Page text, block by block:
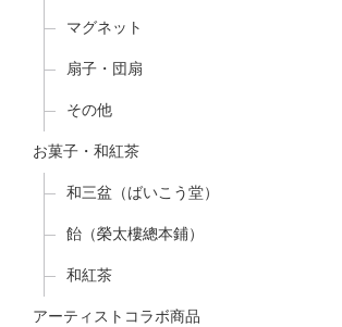
マグネット
扇子・団扇
その他
お菓子・和紅茶
和三盆（ばいこう堂）
飴（榮太樓總本鋪）
和紅茶
アーティストコラボ商品